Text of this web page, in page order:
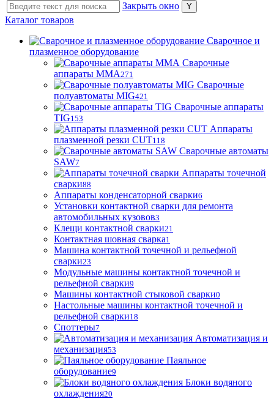
Закрыть окно
Каталог товаров
Сварочное и
плазменное оборудование
Сварочные
аппараты MMA271
Сварочные
полуавтоматы MIG421
Сварочные аппараты
TIG153
Аппараты
плазменной резки CUT118
Сварочные автоматы
SAW7
Аппараты точечной
сварки88
Аппараты конденсаторной сварки6
Установки контактной сварки для ремонта
автомобильных кузовов3
Клещи контактной сварки21
Контактная шовная сварка1
Машина контактной точечной и рельефной
сварки23
Модульные машины контактной точечной и
рельефной сварки9
Машины контактной стыковой сварки0
Настольные машины контактной точечной и
рельефной сварки18
Споттеры7
Автоматизация и
механизация53
Паяльное
оборудование9
Блоки водяного
охлаждения20